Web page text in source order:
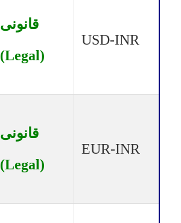
USD-INR
قانونی
(Legal)
EUR-INR
قانونی
(Legal)